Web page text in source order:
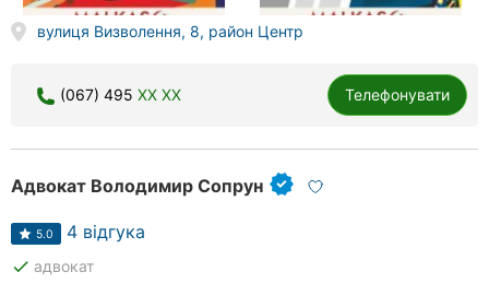
вулиця Визволення, 8, район Центр
(067) 495 XX XX Телефонувати
Адвокат Володимир Сопрун
5.0 4 відгука
done адвокат